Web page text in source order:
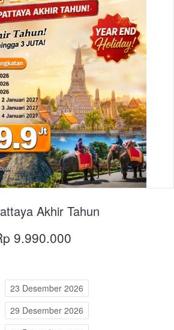
Akhir Tahun
9.990.000
23 Desember 2026
29 Desember 2026